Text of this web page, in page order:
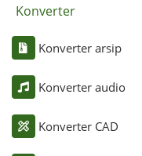
Konverter
Konverter arsip
Konverter audio
Konverter CAD